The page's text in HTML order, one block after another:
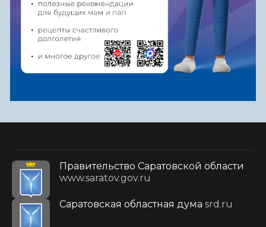
Правительство Саратовской области
www.saratov.gov.ru
Саратовская областная дума srd.ru